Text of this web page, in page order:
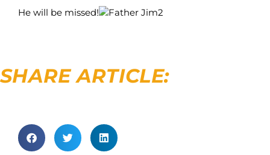
He will be missed!
SHARE ARTICLE: